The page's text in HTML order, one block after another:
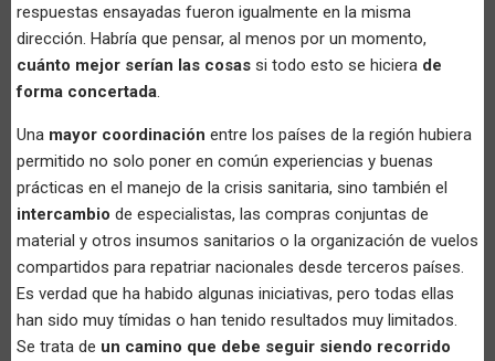
respuestas ensayadas fueron igualmente en la misma
dirección. Habría que pensar, al menos por un momento,
cuánto mejor serían las cosas si todo esto se hiciera de
forma concertada.
Una mayor coordinación entre los países de la región hubiera
permitido no solo poner en común experiencias y buenas
prácticas en el manejo de la crisis sanitaria, sino también el
intercambio de especialistas, las compras conjuntas de
material y otros insumos sanitarios o la organización de vuelos
compartidos para repatriar nacionales desde terceros países.
Es verdad que ha habido algunas iniciativas, pero todas ellas
han sido muy tímidas o han tenido resultados muy limitados.
Se trata de un camino que debe seguir siendo recorrido